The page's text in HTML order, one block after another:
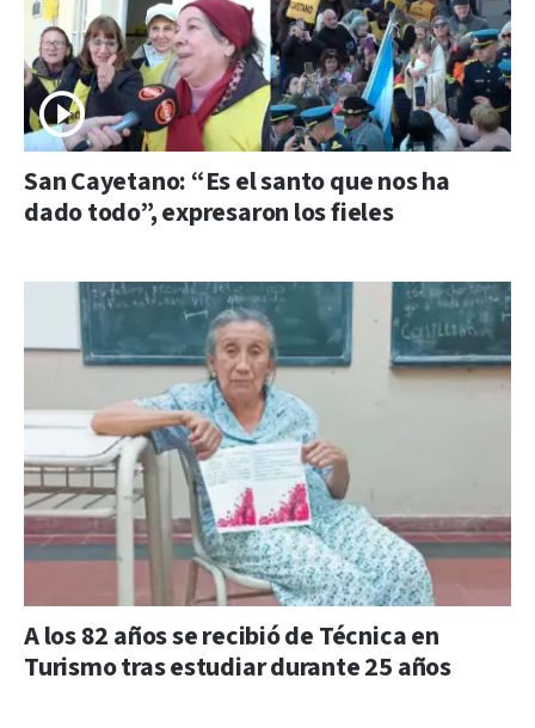
San Cayetano: “Es el santo que nos ha
dado todo”, expresaron los fieles
A los 82 años se recibió de Técnica en
Turismo tras estudiar durante 25 años